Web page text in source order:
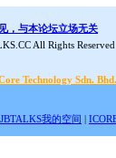
，与本论坛立场无关
All Rights Reserved
Technology Sdn. Bhd.
JBTALKS我的空间 |